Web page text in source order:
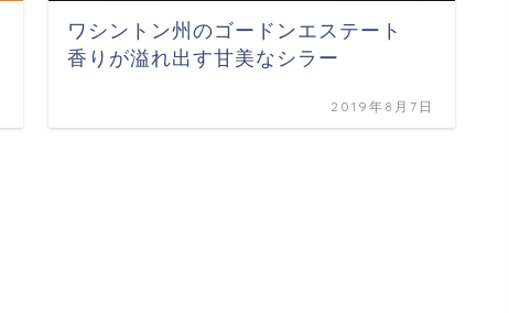
ワシントン州のゴードンエステート
香りが溢れ出す甘美なシラー
2019年8月7日